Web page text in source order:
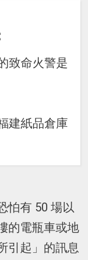
致命火警是
建紙品倉庫
怕有 50 場以
的電瓶車或地
引起」的訊息